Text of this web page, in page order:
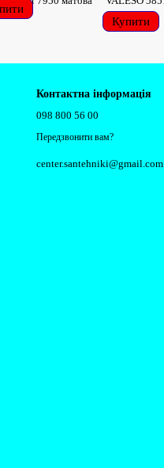
Купити
Контактна інформація
098 800 56 00
Передзвонити вам?
center.santehniki@gmail.com